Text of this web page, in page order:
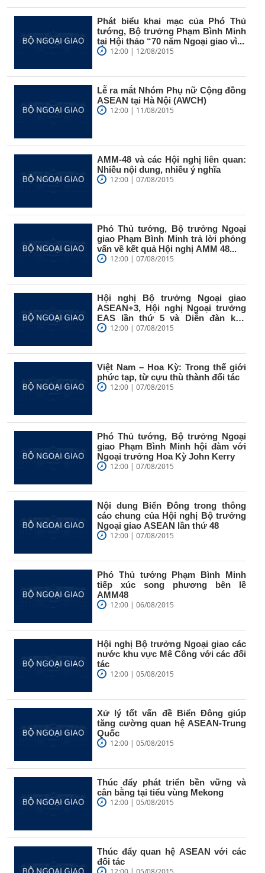
Phát biểu khai mạc của Phó Thủ
tướng, Bộ trưởng Phạm Bình Minh
tại Hội thảo “70 năm Ngoại giao vì...
12:00 | 12/08/2015
Lễ ra mắt Nhóm Phụ nữ Cộng đồng
ASEAN tại Hà Nội (AWCH)
12:00 | 11/08/2015
AMM-48 và các Hội nghị liên quan:
Nhiều nội dung, nhiều ý nghĩa
12:00 | 07/08/2015
Phó Thủ tướng, Bộ trưởng Ngoại
giao Phạm Bình Minh trả lời phỏng
vấn về kết quả Hội nghị AMM 48...
12:00 | 07/08/2015
Hội nghị Bộ trưởng Ngoại giao
ASEAN+3, Hội nghị Ngoại trưởng
EAS lần thứ 5 và Diễn đàn khu
vực...12:00 | 07/08/2015
Việt Nam – Hoa Kỳ: Trong thế giới
phức tạp, từ cựu thù thành đối tác
12:00 | 07/08/2015
Phó Thủ tướng, Bộ trưởng Ngoại
giao Phạm Bình Minh hội đàm với
Ngoại trưởng Hoa Kỳ John Kerry
12:00 | 07/08/2015
Nội dung Biển Đông trong thông
cáo chung của Hội nghị Bộ trưởng
Ngoại giao ASEAN lần thứ 48
12:00 | 07/08/2015
Phó Thủ tướng Phạm Bình Minh
tiếp xúc song phương bên lề
AMM48
12:00 | 06/08/2015
Hội nghị Bộ trưởng Ngoại giao các
nước khu vực Mê Công với các đối
tác
12:00 | 05/08/2015
Xử lý tốt vấn đề Biển Đông giúp
tăng cường quan hệ ASEAN-Trung
Quốc
12:00 | 05/08/2015
Thúc đẩy phát triển bền vững và
cân bằng tại tiểu vùng Mekong
12:00 | 05/08/2015
Thúc đẩy quan hệ ASEAN với các
đối tác